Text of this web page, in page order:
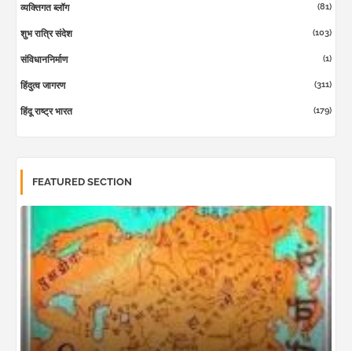
व्यक्तिगत ब्लॉग (81)
शुभ रात्रि संदेश (103)
संविधाननिर्माण (1)
हिंदुत्व जागरण (311)
हिंदू राष्ट्र भारत (179)
FEATURED SECTION